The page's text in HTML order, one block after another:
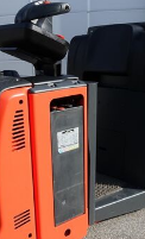
2.000
1.490
Tefx Ag Eof